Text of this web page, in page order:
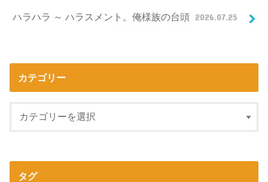
ハラハラ ～ ハラスメント。俺様族の台頭 2026.07.25
カテゴリー
タグ